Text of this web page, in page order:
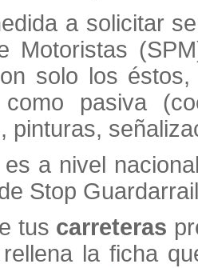
a solicitar
Motoristas
solo los
pasiva
pinturas,
a nivel
Stop
tus carreteras
la ficha